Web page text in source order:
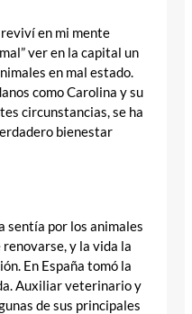
en mi mente
ver en la capital un
en mal estado.
como Carolina y su
circunstancias, se ha
bienestar
sentía por los animales
y la vida la
En España tomó la
Auxiliar veterinario y
de sus principales